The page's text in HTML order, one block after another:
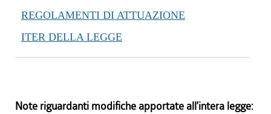
REGOLAMENTI DI ATTUAZIONE
ITER DELLA LEGGE
Note riguardanti modifiche apportate all’intera legge: